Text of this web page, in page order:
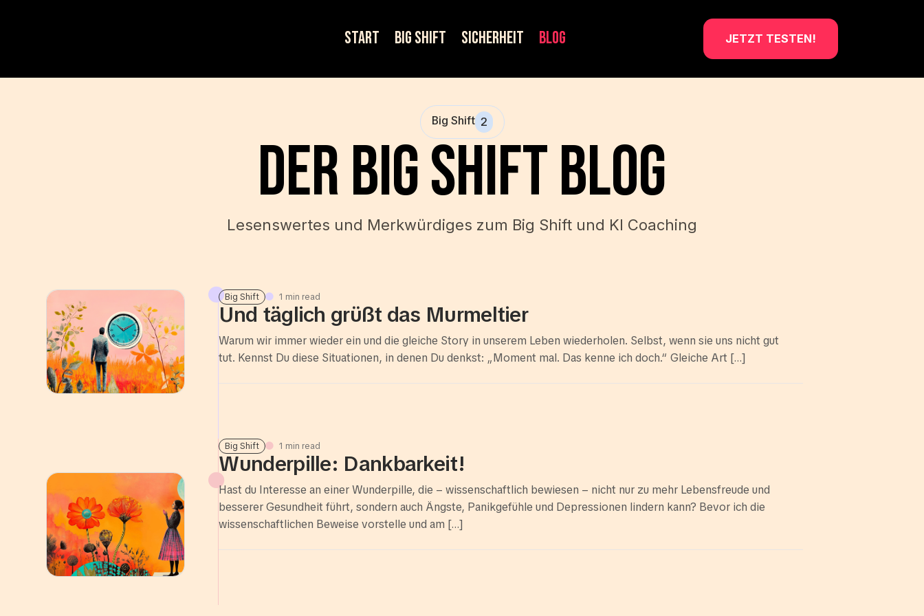
START BIG SHIFT SICHERHEIT BLOG JETZT TESTEN!
Big Shift 2
Der Big Shift Blog
Lesenswertes und Merkwürdiges zum Big Shift und KI Coaching
Big Shift  1 min read
Und täglich grüßt das Murmeltier
Warum wir immer wieder ein und die gleiche Story in unserem Leben wiederholen. Selbst, wenn sie uns nicht gut
tut. Kennst Du diese Situationen, in denen Du denkst: „Moment mal. Das kenne ich doch.“ Gleiche Art […]

Big Shift  1 min read
Wunderpille: Dankbarkeit!
Hast du Interesse an einer Wunderpille, die – wissenschaftlich bewiesen – nicht nur zu mehr Lebensfreude und
besserer Gesundheit führt, sondern auch Ängste, Panikgefühle und Depressionen lindern kann? Bevor ich die
wissenschaftlichen Beweise vorstelle und am […]